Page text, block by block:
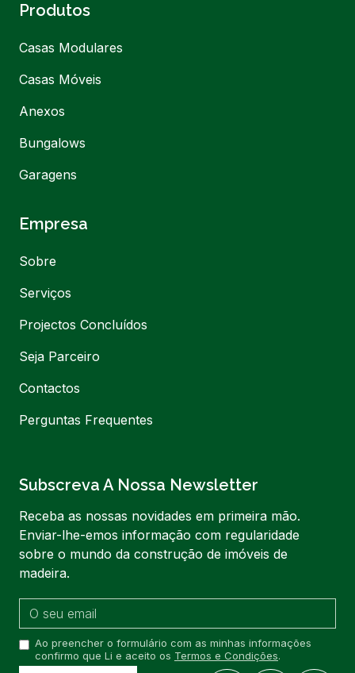
Produtos
Casas Modulares
Casas Móveis
Anexos
Bungalows
Garagens
Empresa
Sobre
Serviços
Projectos Concluídos
Seja Parceiro
Contactos
Perguntas Frequentes
Subscreva A Nossa Newsletter
Receba as nossas novidades em primeira mão.
Enviar-lhe-emos informação com regularidade
sobre o mundo da construção de imóveis de
madeira.
Ao preencher o formulário com as minhas informações
confirmo que Li e aceito os Termos e Condições.